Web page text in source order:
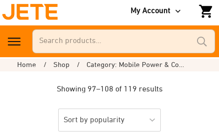
My Account
Home / Shop / Category: Mobile Power & Connectivity
Showing 97–108 of 119 results